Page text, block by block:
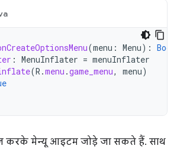
(menu : Menu):
: MenuInflater = menuInflater
(R .menu .game_menu, menu)
करके मेन्यू आइटम जोड़े जा सकते हैं. साथ